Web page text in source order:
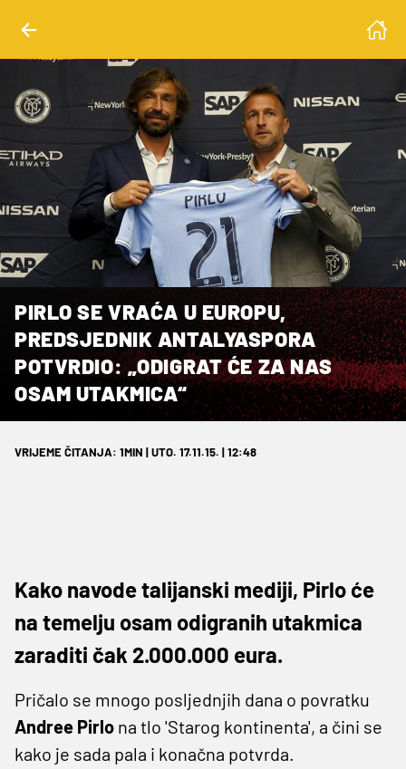
PIRLO SE VRAĆA U EUROPU,
PREDSJEDNIK ANTALYASPORA
POTVRDIO: „ODIGRAT ĆE ZA NAS
OSAM UTAKMICA“
VRIJEME ČITANJA: 1MIN | UTO. 17.11.15. | 12:48
Kako navode talijanski mediji, Pirlo će
na temelju osam odigranih utakmica
zaraditi čak 2.000.000 eura.
Pričalo se mnogo posljednjih dana o povratku
Andree Pirlo na tlo 'Starog kontinenta', a čini se
kako je sada pala i konačna potvrda.